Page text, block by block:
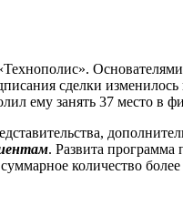
сделки изменилось
ему занять 37 место в
. Развита программа
количество более